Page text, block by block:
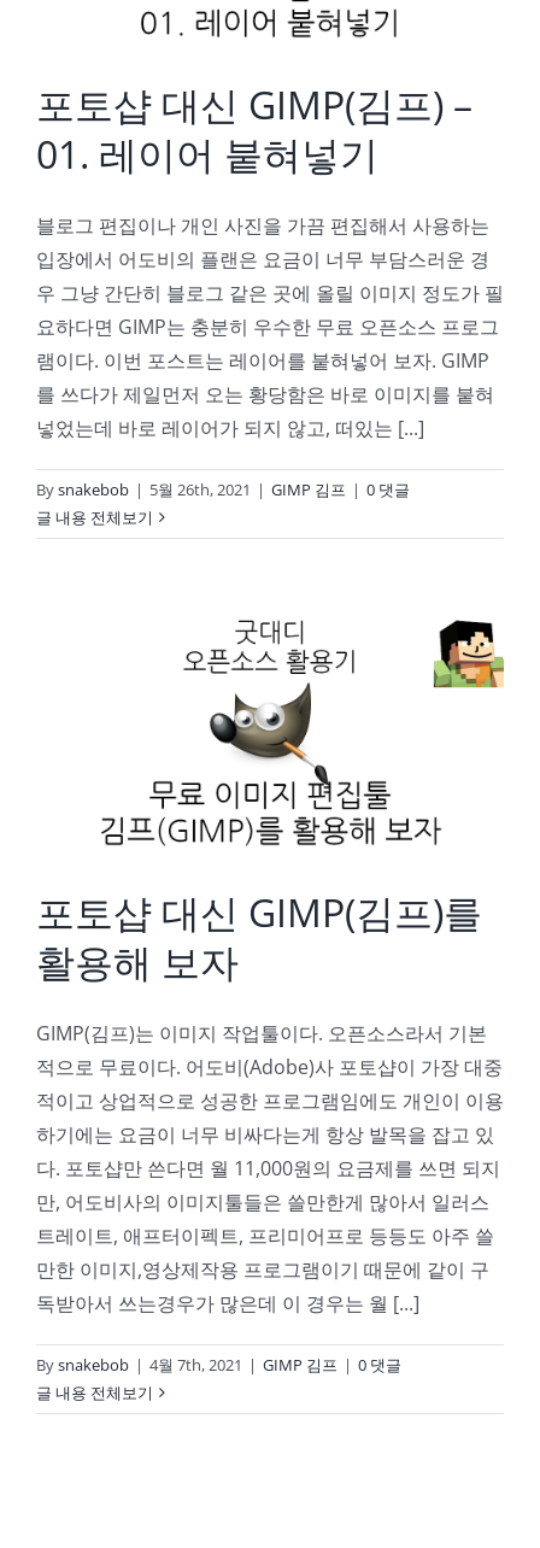
포토샵 대신 GIMP(김프) –
01. 레이어 붙혀넣기
블로그 편집이나 개인 사진을 가끔 편집해서 사용하는
입장에서 어도비의 플랜은 요금이 너무 부담스러운 경
우 그냥 간단히 블로그 같은 곳에 올릴 이미지 정도가 필
요하다면 GIMP는 충분히 우수한 무료 오픈소스 프로그
램이다. 이번 포스트는 레이어를 붙혀넣어 보자. GIMP
를 쓰다가 제일먼저 오는 황당함은 바로 이미지를 붙혀
넣었는데 바로 레이어가 되지 않고, 떠있는 [...]
Bysnakebob | 5월 26th, 2021 | GIMP 김프 | 0 댓글
글 내용 전체보기
포토샵 대신 GIMP(김프)를
활용해 보자
GIMP(김프)는 이미지 작업툴이다. 오픈소스라서 기본
적으로 무료이다. 어도비(Adobe)사 포토샵이 가장 대중
적이고 상업적으로 성공한 프로그램임에도 개인이 이용
하기에는 요금이 너무 비싸다는게 항상 발목을 잡고 있
다. 포토샵만 쓴다면 월 11,000원의 요금제를 쓰면 되지
만, 어도비사의 이미지툴들은 쓸만한게 많아서 일러스
트레이트, 애프터이펙트, 프리미어프로 등등도 아주 쓸
만한 이미지,영상제작용 프로그램이기 때문에 같이 구
독받아서 쓰는경우가 많은데 이 경우는 월 [...]
Bysnakebob | 4월 7th, 2021 | GIMP 김프 | 0 댓글
글 내용 전체보기